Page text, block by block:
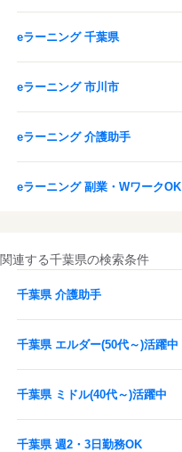
eラーニング 千葉県
eラーニング 市川市
eラーニング 介護助手
eラーニング 副業・WワークOK
関連する千葉県の検索条件
千葉県 介護助手
千葉県 エルダー(50代～)活躍中
千葉県 ミドル(40代～)活躍中
千葉県 週2・3日勤務OK